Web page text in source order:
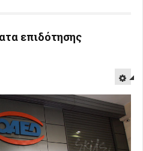
επιδότησης